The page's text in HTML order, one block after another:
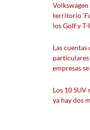
territorio
los Golf y T-
Las
particulares
empresas
Los 10 SUV
ya hay dos